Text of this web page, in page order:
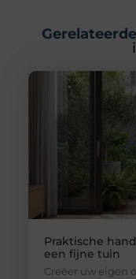
Praktische
een fijne tuin
Creëer uw eigen